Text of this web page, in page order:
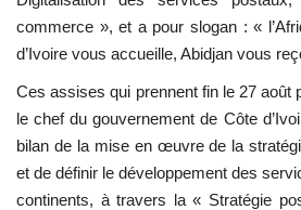
commerce », et a pour slogan : «
d’Ivoire vous accueille, Abidjan vous
Ces assises qui prennent fin le 27 août
le chef du gouvernement de Côte
bilan de la mise en œuvre de la
et de définir le développement des
continents, à travers la « Stratégie